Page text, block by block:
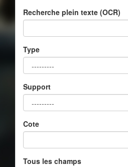
Recherche plein texte (OCR)
Type
Support
Cote
Tous les champs